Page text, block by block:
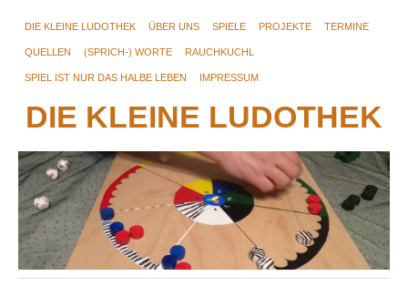
DIE KLEINE LUDOTHEK ÜBER UNS SPIELE PROJEKTE TERMINE
QUELLEN (SPRICH-) WORTE RAUCHKUCHL
SPIEL IST NUR DAS HALBE LEBEN IMPRESSUM
DIE KLEINE LUDOTHEK